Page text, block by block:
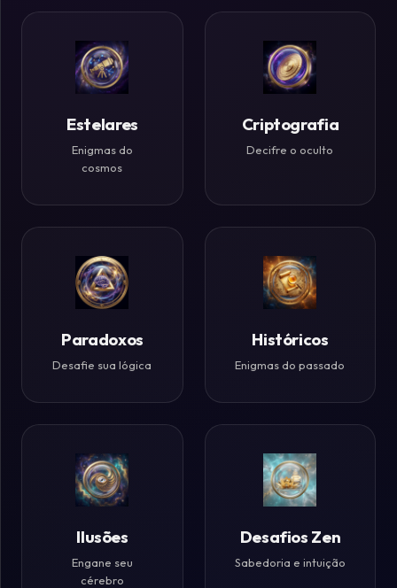
Desafios
Estelares
Enigmas do
cosmos
Criptografia
Decifre o oculto
Paradoxos
Desafie sua lógica
Históricos
Enigmas do passado
Ilusões
Engane seu
cérebro
Desafios Zen
Sabedoria e intuição